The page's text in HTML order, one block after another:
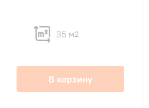
35 м2
В корзину